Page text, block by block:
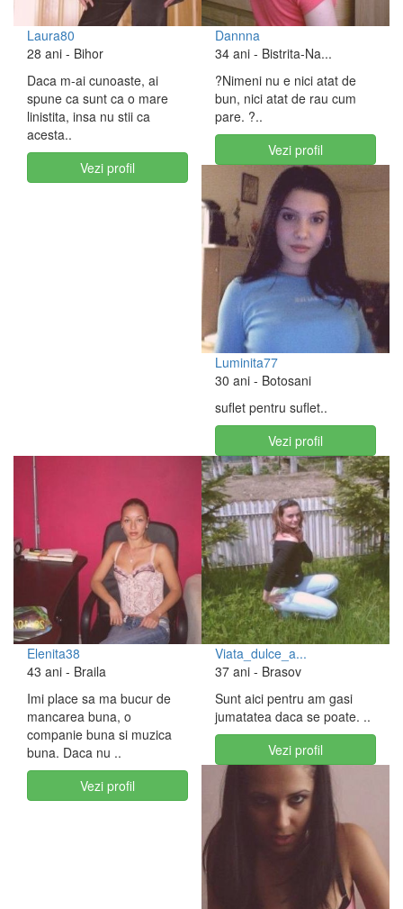
Laura80
28 ani - Bihor
Daca m-ai cunoaste, ai
spune ca sunt ca o mare
linistita, insa nu stii ca
acesta..
Vezi profil
Dannna
34 ani - Bistrita-Na...
?Nimeni nu e nici atat de
bun, nici atat de rau cum
pare. ?..
Vezi profil
Luminita77
30 ani - Botosani
suflet pentru suflet..
Vezi profil
Elenita38
43 ani - Braila
Imi place sa ma bucur de
mancarea buna, o
companie buna si muzica
buna. Daca nu ..
Vezi profil
Viata_dulce_a...
37 ani - Brasov
Sunt aici pentru am gasi
jumatatea daca se poate. ..
Vezi profil